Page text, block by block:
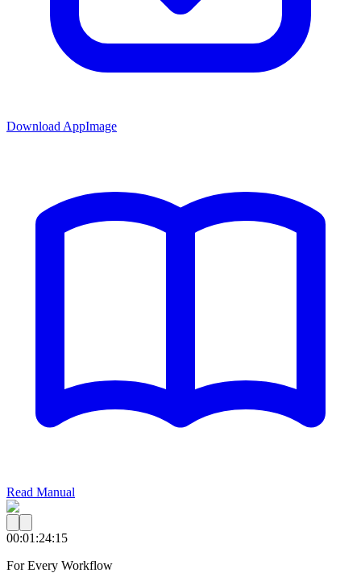
Download AppImage
Read Manual
00:01:24:15
For Every Workflow